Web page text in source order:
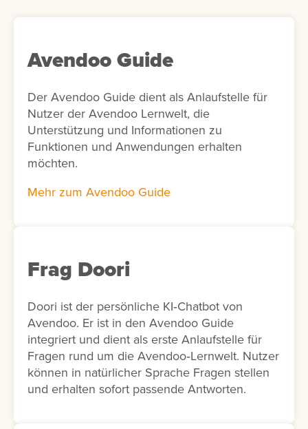
Avendoo Guide
Der Avendoo Guide dient als Anlaufstelle für
Nutzer der Avendoo Lernwelt, die
Unterstützung und Informationen zu
Funktionen und Anwendungen erhalten
möchten.
Mehr zum Avendoo Guide
Frag Doori
Doori ist der persönliche KI‑Chatbot von
Avendoo. Er ist in den Avendoo Guide
integriert und dient als erste Anlaufstelle für
Fragen rund um die Avendoo‑Lernwelt. Nutzer
können in natürlicher Sprache Fragen stellen
und erhalten sofort passende Antworten.